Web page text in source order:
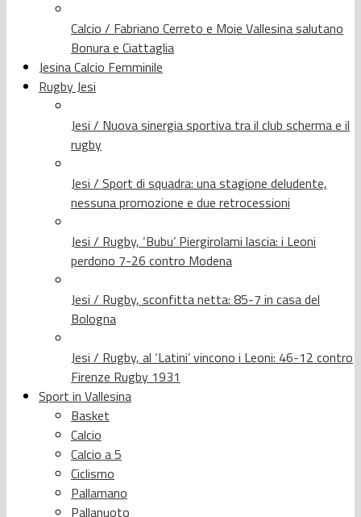
Calcio / Fabriano Cerreto e Moie Vallesina salutano
Bonura e Ciattaglia
Jesina Calcio Femminile
Rugby Jesi
Jesi / Nuova sinergia sportiva tra il club scherma e il
rugby
Jesi / Sport di squadra: una stagione deludente,
nessuna promozione e due retrocessioni
Jesi / Rugby, ‘Bubu’ Piergirolami lascia: i Leoni
perdono 7-26 contro Modena
Jesi / Rugby, sconfitta netta: 85-7 in casa del
Bologna
Jesi / Rugby, al ‘Latini’ vincono i Leoni: 46-12 contro
Firenze Rugby 1931
Sport in Vallesina
Basket
Calcio
Calcio a 5
Ciclismo
Pallamano
Pallanuoto